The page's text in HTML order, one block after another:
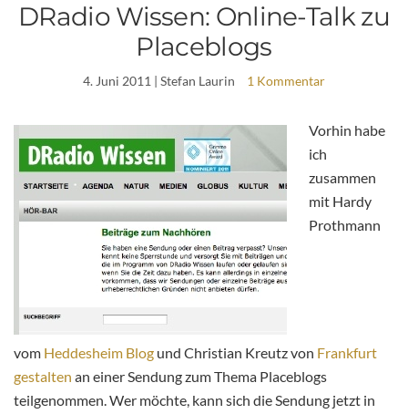
DRadio Wissen: Online-Talk zu
Placeblogs
4. Juni 2011 | Stefan Laurin 1 Kommentar
Vorhin habe
ich
zusammen
mit Hardy
Prothmann
vom Heddesheim Blog und Christian Kreutz von Frankfurt
gestalten an einer Sendung zum Thema Placeblogs
teilgenommen. Wer möchte, kann sich die Sendung jetzt in